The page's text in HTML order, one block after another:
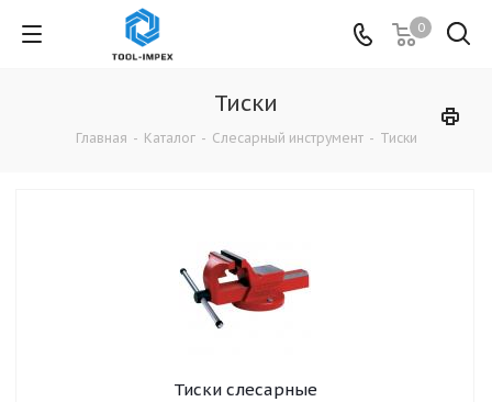
0
Тиски
Главная - Каталог - Слесарный инструмент - Тиски
Тиски слесарные